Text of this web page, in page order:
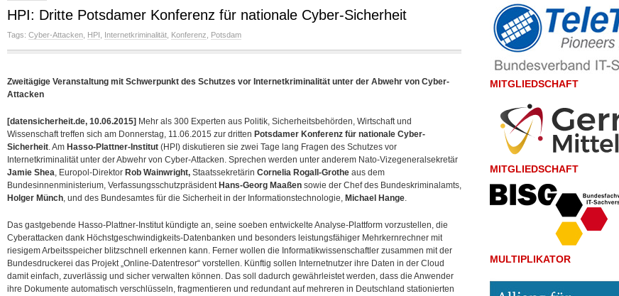
HPI: Dritte Potsdamer Konferenz für nationale Cyber-Sicherheit
Tags: Cyber-Attacken HPI Internetkriminalität Konferenz Potsdam
Zweitägige Veranstaltung mit Schwerpunkt des Schutzes vor Internetkriminalität unter der Abwehr von Cyber-
Attacken
[datensicherheit.de, 10.06.2015] Mehr als 300 Experten aus Politik, Sicherheitsbehörden, Wirtschaft und
Wissenschaft treffen sich am Donnerstag, 11.06.2015 zur dritten Potsdamer Konferenz für nationale Cyber-
Sicherheit. Am Hasso-Plattner-Institut (HPI) diskutieren sie zwei Tage lang Fragen des Schutzes vor
Internetkriminalität unter der Abwehr von Cyber-Attacken. Sprechen werden unter anderem Nato-Vizegeneralsekretär
Jamie Shea, Europol-Direktor Rob Wainwright, Staatssekretärin Cornelia Rogall-Grothe aus dem
Bundesinnenministerium, Verfassungsschutzpräsident Hans-Georg Maaßen sowie der Chef des Bundeskriminalamts,
Holger Münch, und des Bundesamtes für die Sicherheit in der Informationstechnologie, Michael Hange.
Das gastgebende Hasso-Plattner-Institut kündigte an, seine soeben entwickelte Analyse-Plattform vorzustellen, die
Cyberattacken dank Höchstgeschwindigkeits-Datenbanken und besonders leistungsfähiger Mehrkernrechner mit
riesigem Arbeitsspeicher blitzschnell erkennen kann. Ferner wollen die Informatikwissenschaftler zusammen mit der
Bundesdruckerei das Projekt „Online-Datentresor“ vorstellen. Künftig sollen Internetnutzer ihre Daten in der Cloud
damit einfach, zuverlässig und sicher verwalten können. Das soll dadurch gewährleistet werden, dass die Anwender
ihre Dokumente automatisch verschlüsseln, fragmentieren und redundant auf mehreren in Deutschland stationierten
MITGLIEDSCHAFT
MITGLIEDSCHAFT
MULTIPLIKATOR